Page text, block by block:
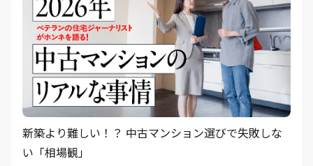
新築より難しい！？ 中古マンション選びで失敗しな
い「相場観」